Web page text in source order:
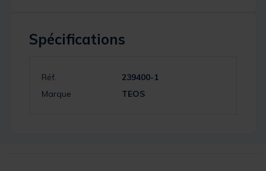
Spécifications
Réf.
239400-1
Marque
TEOS